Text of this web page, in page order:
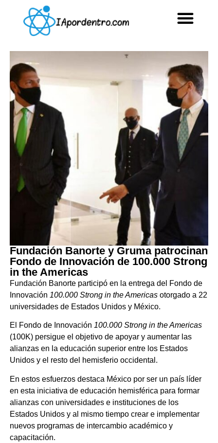
Fundación Banorte y Gruma patrocinan
Fondo de Innovación de 100.000 Strong
in the Americas
Fundación Banorte participó en la entrega del Fondo de
Innovación 100.000 Strong in the Americas otorgado a 22
universidades de Estados Unidos y México.
El Fondo de Innovación 100.000 Strong in the Americas
(100K) persigue el objetivo de apoyar y aumentar las
alianzas en la educación superior entre los Estados
Unidos y el resto del hemisferio occidental.
En estos esfuerzos destaca México por ser un país líder
en esta iniciativa de educación hemisférica para formar
alianzas con universidades e instituciones de los
Estados Unidos y al mismo tiempo crear e implementar
nuevos programas de intercambio académico y
capacitación.